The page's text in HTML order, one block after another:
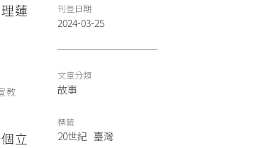
蓮
教
立
刊登日期
2024-03-25
文章分類
故事
標籤
20世紀 臺灣